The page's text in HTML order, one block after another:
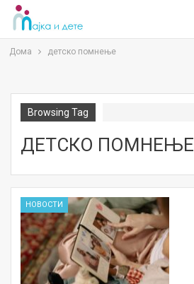
Дома детско помнење
Browsing Tag
ДЕТСКО ПОМНЕЊЕ
НОВОСТИ